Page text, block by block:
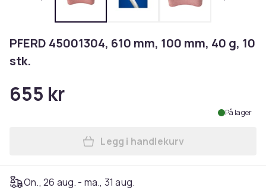
PFERD 45001304, 610 mm, 100 mm, 40 g, 10
stk.
655 kr
På lager
Legg PFERD 45001304,
Legg i handlekurv
On., 26 aug. - ma., 31 aug.